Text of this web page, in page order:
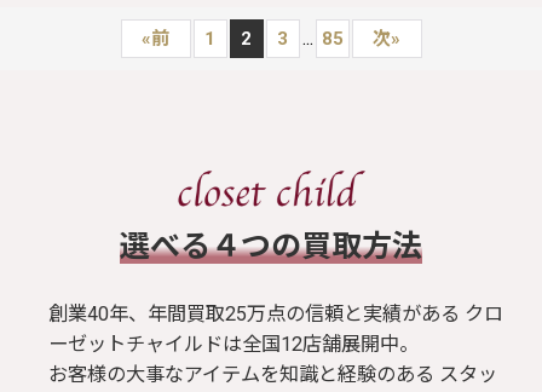
«前 1 2 3 ... 85 次»
​選べる４つの買取方法
創業40年、年間買取25万点の信頼と実績がある クロ
ーゼットチャイルドは全国12店舗展開中。
お客様の大事なアイテムを知識と経験のある スタッ